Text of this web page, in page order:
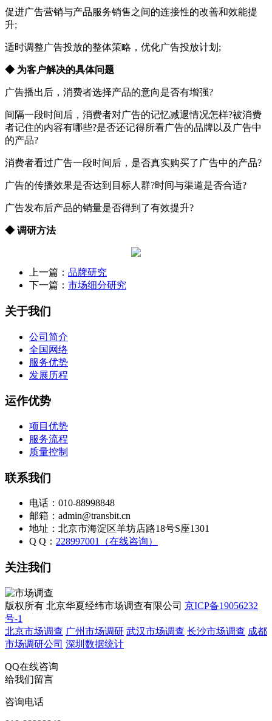
促进广告营销与产品服务销售之间的连接性的改善和效能提
升;
适时调整广告投放的整体策略，优化广告投放计划;
◆ 为客户解决的具体问题
广告播出后，消费者选择产品的意向是否有增强?
间隔一段时间后，消费者对广告的记忆减退情况怎样?被消费
者记住的内容有哪些?是否还记得所看广告的品牌以及广告中
的产品?
消费者看过广告一段时间后，是否真实购买了广告中的产品?
广告的传播效果是否达到目标人群?时间与渠道是否合适?
广告发布后产品的销量是否得到了有效提升?
◆ 调研方法
上一篇： 品牌研究
下一篇： 市场细分研究
关于我们
公司简介
全国网络
服务优势
发展历程
运作优势
项目优势
服务流程
质量控制
联系我们
电话：010-88998848
邮箱：admin@transbit.cn
地址：北京市海淀区羊坊店路18号S座1301
Q Q： 228997001（在线咨询）
关注我们
版权所有 北京华夏经纬市场调查有限公司 京ICP备19056232
号-1
北京市场调查 广州市场调研 武汉市场调查 长沙市场调查 成都
市场调研公司 深圳数据统计
QQ在线咨询
给我们留言
咨询电话